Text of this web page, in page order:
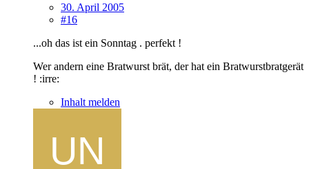
30. April 2005
#16
...oh das ist ein Sonntag . perfekt !
Wer andern eine Bratwurst brät, der hat ein Bratwurstbratgerät
! :irre:
Inhalt melden